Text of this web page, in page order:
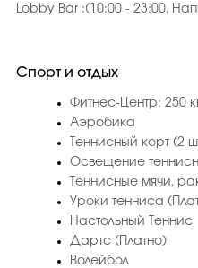
Lobby Bar :(10:00 - 23:00,
Спорт и отдых
Фитнес-Центр: 250
Аэробика
Теннисный корт (2
Освещение
Теннисные мячи,
Уроки тенниса
Настольный Теннис
Дартс (Платно)
Волейбол